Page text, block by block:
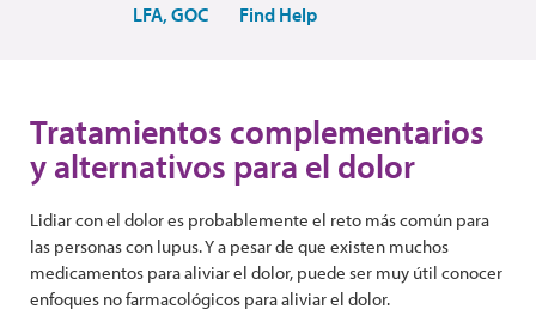
LFA, GOC Find Help
Tratamientos complementarios
y alternativos para el dolor
Lidiar con el dolor es probablemente el reto más común para
las personas con lupus. Y a pesar de que existen muchos
medicamentos para aliviar el dolor, puede ser muy útil conocer
enfoques no farmacológicos para aliviar el dolor.